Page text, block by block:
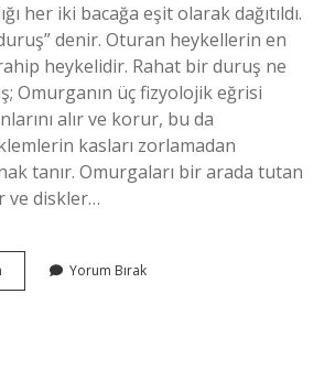
her iki bacağa eşit olarak dağıtıldı.
denir. Oturan heykellerin en
heykelidir. Rahat bir duruş ne
Omurganın üç fizyolojik eğrisi
alır ve korur, bu da
kasları zorlamadan
tanır. Omurgaları bir arada tutan
ve diskler…
Duruş
Yorum Bırak